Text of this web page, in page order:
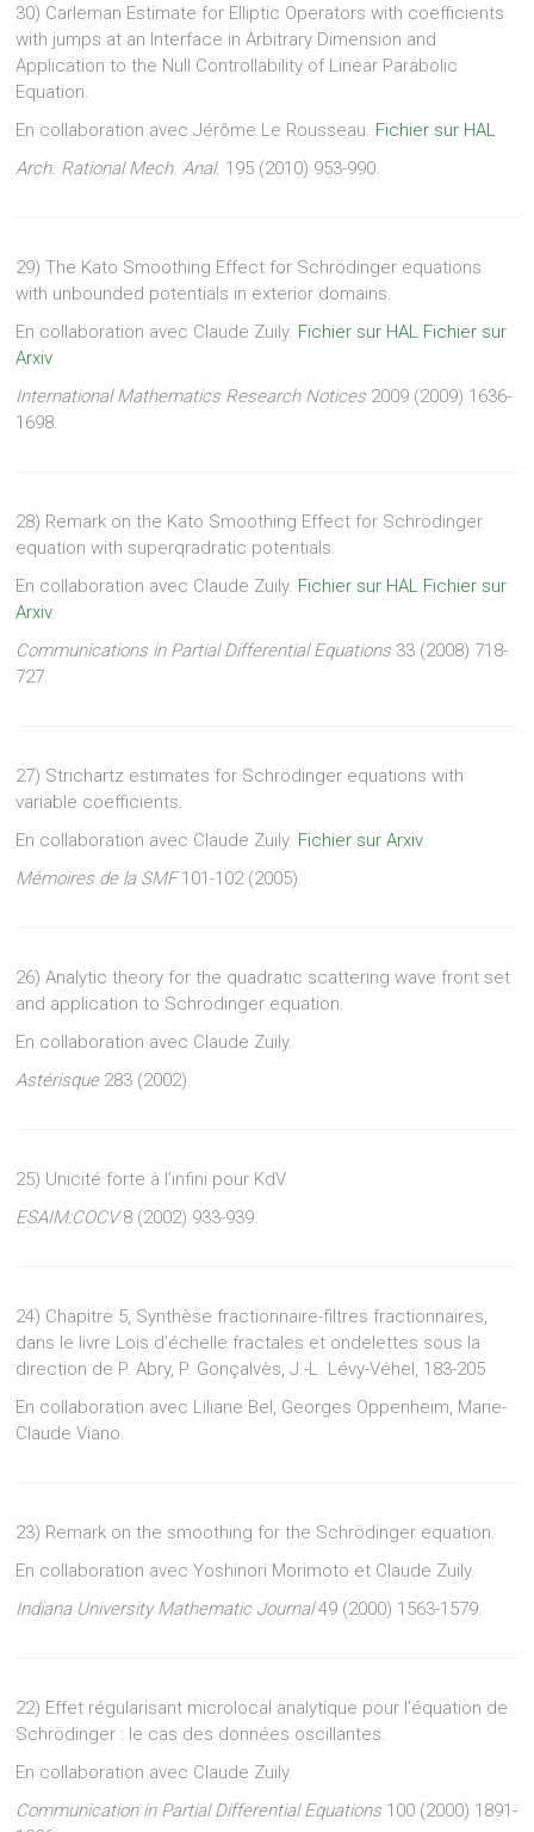
30) Carleman Estimate for Elliptic Operators with coefficients
with jumps at an Interface in Arbitrary Dimension and
Application to the Null Controllability of Linear Parabolic
Equation.
En collaboration avec Jérôme Le Rousseau. Fichier sur HAL
Arch. Rational Mech. Anal. 195 (2010) 953-990.
29) The Kato Smoothing Effect for Schrödinger equations
with unbounded potentials in exterior domains.
En collaboration avec Claude Zuily. Fichier sur HAL Fichier sur
Arxiv
International Mathematics Research Notices 2009 (2009) 1636-
1698.
28) Remark on the Kato Smoothing Effect for Schrödinger
equation with superqradratic potentials.
En collaboration avec Claude Zuily. Fichier sur HAL Fichier sur
Arxiv
Communications in Partial Differential Equations 33 (2008) 718-
727.
27) Strichartz estimates for Schrödinger equations with
variable coefficients.
En collaboration avec Claude Zuily. Fichier sur Arxiv
Mémoires de la SMF101-102 (2005).
26) Analytic theory for the quadratic scattering wave front set
and application to Schrödinger equation.
En collaboration avec Claude Zuily.
Astérisque283 (2002).
25) Unicité forte à l’infini pour KdV.
ESAIM:COCV8 (2002) 933-939.
24) Chapitre 5, Synthèse fractionnaire-filtres fractionnaires,
dans le livre Lois d’échelle fractales et ondelettes sous la
direction de P. Abry, P. Gonçalvès, J.-L. Lévy-Véhel, 183-205
En collaboration avec Liliane Bel, Georges Oppenheim, Marie-
Claude Viano.
23) Remark on the smoothing for the Schrödinger equation.
En collaboration avec Yoshinori Morimoto et Claude Zuily.
Indiana University Mathematic Journal49 (2000) 1563-1579.
22) Effet régularisant microlocal analytique pour l’équation de
Schrödinger : le cas des données oscillantes.
En collaboration avec Claude Zuily.
Communication in Partial Differential Equations 100 (2000) 1891-